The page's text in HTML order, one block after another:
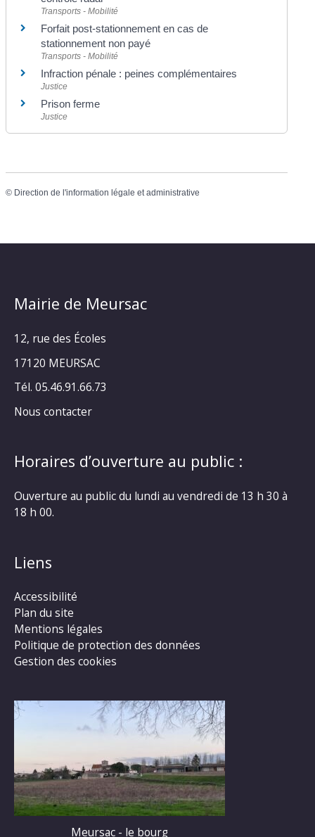
Transports - Mobilité
Forfait post-stationnement en cas de
stationnement non payé
Transports - Mobilité
Infraction pénale : peines complémentaires
Justice
Prison ferme
Justice
© Direction de l'information légale et administrative
Mairie de Meursac
12, rue des Écoles
17120 MEURSAC
Tél. 05.46.91.66.73
Nous contacter
Horaires d’ouverture au public :
Ouverture au public du lundi au vendredi de 13 h 30 à
18 h 00.
Liens
Accessibilité
Plan du site
Mentions légales
Politique de protection des données
Gestion des cookies
Meursac - le bourg